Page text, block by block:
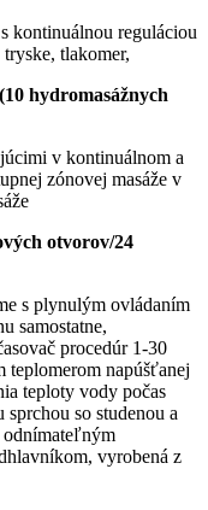
kontinuálnou reguláciou
tlakomer,
hydromasážnych
v kontinuálnom a
zónovej masáže v
otvorov/24
s plynulým ovládaním
samostatne,
procedúr 1-30
napúšťanej
teploty vody počas
so studenou a
vyrobená z